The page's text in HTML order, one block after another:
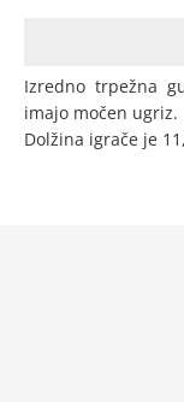
Izredno trpežna
imajo močen ugriz.
Dolžina igrače je